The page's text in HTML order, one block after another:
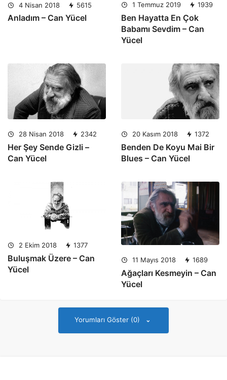
4 Nisan 2018 5615
Anladım – Can Yücel
1 Temmuz 2019 1939
Ben Hayatta En Çok
Babamı Sevdim – Can
Yücel
28 Nisan 2018 2342
Her Şey Sende Gizli –
Can Yücel
20 Kasım 2018 1372
Benden De Koyu Mai Bir
Blues – Can Yücel
2 Ekim 2018 1377
Buluşmak Üzere – Can
Yücel
11 Mayıs 2018 1689
Ağaçları Kesmeyin – Can
Yücel
Yorumları Göster (0)